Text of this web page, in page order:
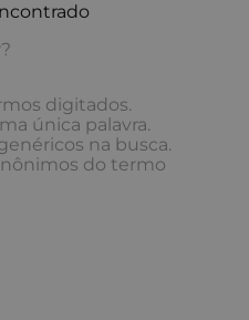
digitados.
única palavra.
na busca.
do termo